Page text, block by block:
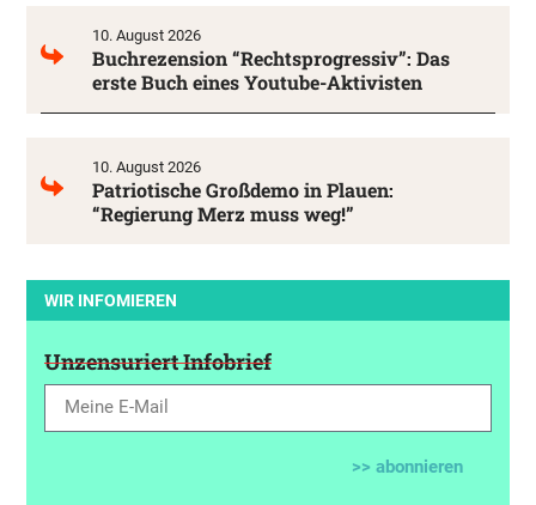
10. August 2026
Buchrezension “Rechtsprogressiv”: Das
erste Buch eines Youtube-Aktivisten
10. August 2026
Patriotische Großdemo in Plauen:
“Regierung Merz muss weg!”
WIR INFOMIEREN
Unzensuriert Infobrief
>> abonnieren